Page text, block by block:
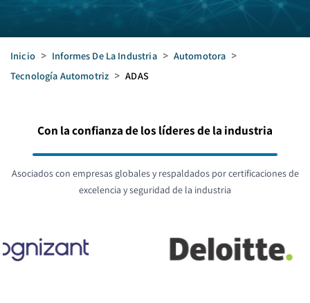
Inicio > Informes De La Industria > Automotora >
Tecnología Automotriz > ADAS
Con la confianza de los líderes de la industria
Asociados con empresas globales y respaldados por certificaciones de
excelencia y seguridad de la industria